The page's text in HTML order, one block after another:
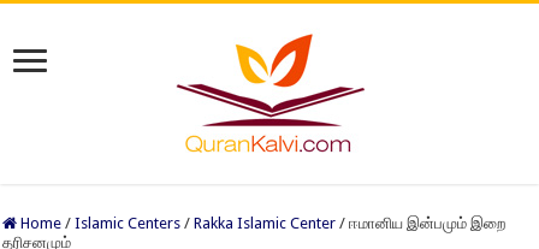
Home / Islamic Centers / Rakka Islamic Center / ஈமானிய இன்பமும் இறை
தரிசனமும்